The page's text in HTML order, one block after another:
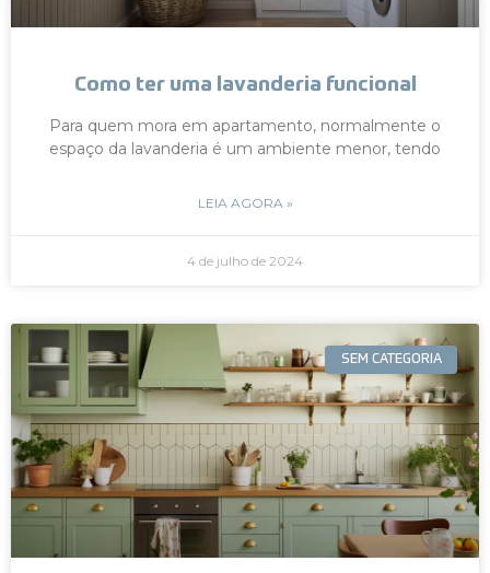
Como ter uma lavanderia funcional
Para quem mora em apartamento, normalmente o
espaço da lavanderia é um ambiente menor, tendo
LEIA AGORA »
4 de julho de 2024
SEM CATEGORIA